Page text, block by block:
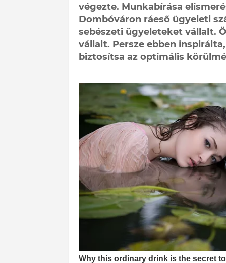
végezte. Munkabírása
Dombóváron ráeső ügyeleti
sebészeti ügyeleteket vállalt.
vállalt. Persze ebben
biztosítsa az optimális